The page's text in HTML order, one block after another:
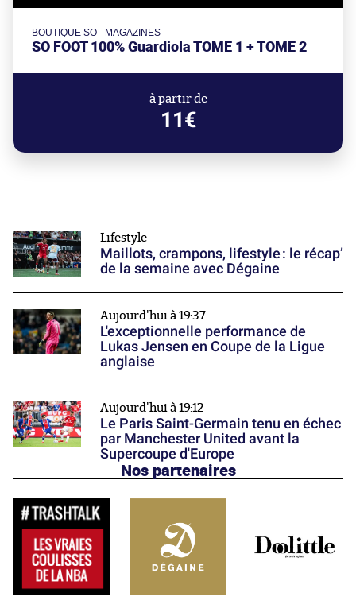
BOUTIQUE SO - MAGAZINES
SO FOOT 100% Guardiola TOME 1 + TOME 2
à partir de
11€
Lifestyle
Maillots, crampons, lifestyle : le récap’
de la semaine avec Dégaine
Aujourd'hui à 19:37
L'exceptionnelle performance de
Lukas Jensen en Coupe de la Ligue
anglaise
Aujourd'hui à 19:12
Le Paris Saint-Germain tenu en échec
par Manchester United avant la
Supercoupe d'Europe
Nos partenaires